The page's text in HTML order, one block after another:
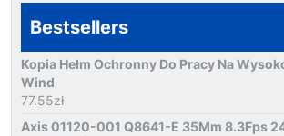
Bestsellers
Kopia Hełm Ochronny Do Pracy Na
Wind
77.55zł
Axis 01120-001 Q8641-E 35Mm 8.3Fps